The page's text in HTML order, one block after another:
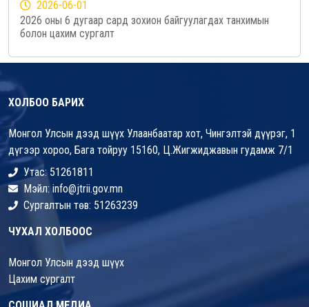
2026-06-01
2026 оны 6 дугаар сард зохион байгуулагдах танхимын
болон цахим сургалт
ХОЛБОО БАРИХ
Монгол Улсын дээд шүүх Улаанбаатар хот, Чингэлтэй дүүрэг, 1
дүгээр хороо, Бага тойруу 15160, Ц.Жигжиджавын гудамж 7/1
Утас: 51261811
Мэйл: info@jtrii.gov.mn
Сургалтын төв: 51263239
ЧУХАЛ ХОЛБООС
Монгол Улсын дээд шүүх
Цахим сургалт